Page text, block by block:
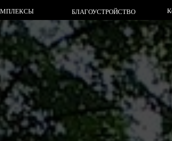
БЛАГОУСТРОЙСТВО КОНТАКТЫ